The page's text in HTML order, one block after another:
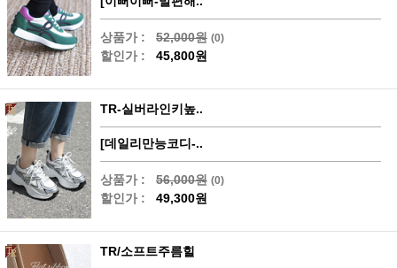
상품가 : 52,000원 (0)
할인가 : 45,800원
TR-실버라인키높..
[데일리만능코디-..
상품가 : 56,000원 (0)
할인가 : 49,300원
TR/소프트주름힐